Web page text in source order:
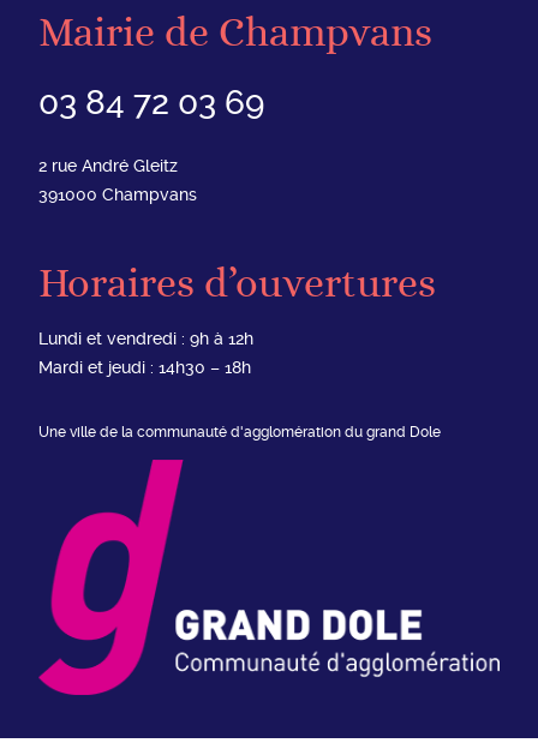
Mairie de Champvans
03 84 72 03 69
2 rue André Gleitz
391000 Champvans
Horaires d’ouvertures
Lundi et vendredi : 9h à 12h
Mardi et jeudi : 14h30 – 18h
Une ville de la communauté d'agglomération du grand Dole